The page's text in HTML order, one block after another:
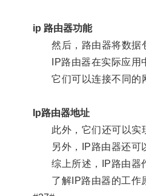
ip 路由器功能
然后，路由器将数据包
IP路由器在实际应用中
它们可以连接不同的网
Ip路由器地址
此外，它们还可以实现
另外，IP路由器还可以
综上所述，IP路由器作
了解IP路由器的工作原